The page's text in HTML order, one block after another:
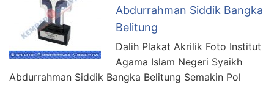
Abdurrahman Siddik Bangka
Belitung
Dalih Plakat Akrilik Foto Institut
Agama Islam Negeri Syaikh
Abdurrahman Siddik Bangka Belitung Semakin Pol